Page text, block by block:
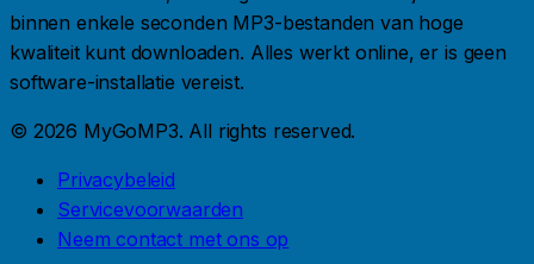
binnen enkele seconden MP3-bestanden van hoge
kwaliteit kunt downloaden. Alles werkt online, er is geen
software-installatie vereist.
© 2026 MyGoMP3. All rights reserved.
Privacybeleid
Servicevoorwaarden
Neem contact met ons op